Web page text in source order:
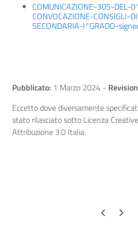
COMUNICAZIONE-305-DEL-
CONVOCAZIONE-CONSIGLI-
SECONDARIA-I°GRADO-
Pubblicato: 1 Marzo 2024 -
Eccetto dove diversamente
stato rilasciato sotto Licenza
Attribuzione 3.0 Italia.
Pagina precedente
Pagina